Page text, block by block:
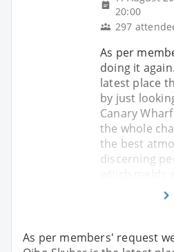
20:00
297
As per
doing it
latest place
by just
Canary
the whole
the best
discerning
As per members' request